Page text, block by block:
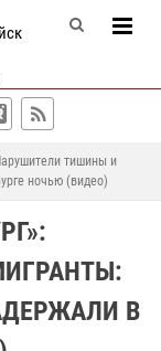
тишины и
ночью (видео)
В